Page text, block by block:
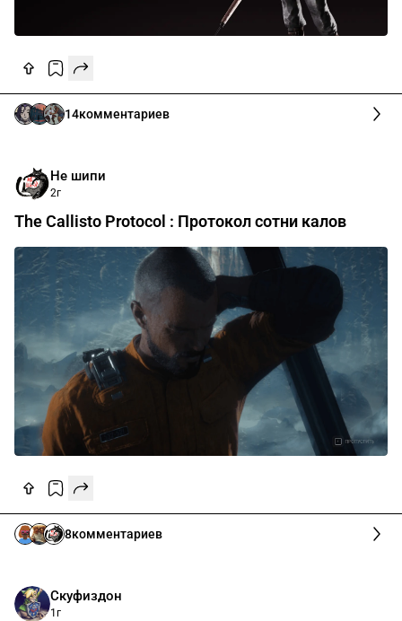
14комментариев
Не шипи
2г
The Callisto Protocol : Протокол сотни калов
8комментариев
Скуфиздон
1г